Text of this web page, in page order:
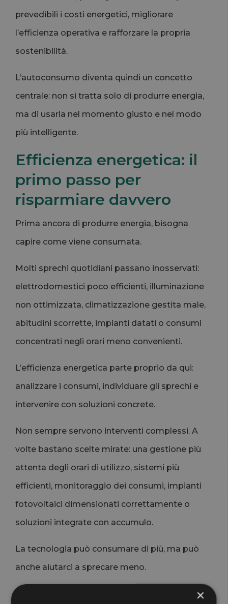
prevedibili i costi energetici, migliorare
l’efficienza operativa e rafforzare la propria
sostenibilità.
L’autoconsumo diventa quindi un concetto
centrale: non si tratta solo di produrre energia,
ma di usarla nel momento giusto e nel modo
più intelligente.
Efficienza energetica: il
primo passo per
risparmiare davvero
Prima ancora di produrre energia, bisogna
capire come viene consumata.
Molti sprechi quotidiani passano inosservati:
elettrodomestici poco efficienti, illuminazione
non ottimizzata, climatizzazione gestita male,
abitudini scorrette, impianti datati o consumi
concentrati negli orari meno convenienti.
L’efficienza energetica parte proprio da qui:
analizzare i consumi, individuare gli sprechi e
intervenire con soluzioni concrete.
Non sempre servono interventi complessi. A
volte bastano scelte mirate: una gestione più
attenta degli orari di utilizzo, sistemi più
efficienti, monitoraggio dei consumi, impianti
fotovoltaici dimensionati correttamente o
soluzioni integrate con accumulo.
La tecnologia può consumare di più, ma può
anche aiutarci a sprecare meno.
Il futuro dell’energia sarà
×